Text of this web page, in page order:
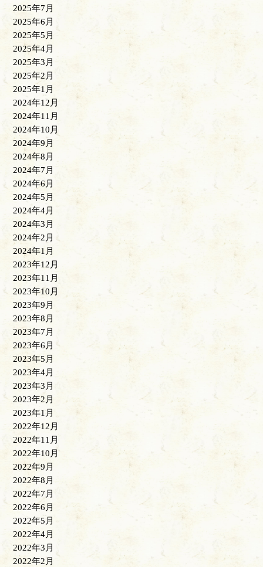
2025年7月
2025年6月
2025年5月
2025年4月
2025年3月
2025年2月
2025年1月
2024年12月
2024年11月
2024年10月
2024年9月
2024年8月
2024年7月
2024年6月
2024年5月
2024年4月
2024年3月
2024年2月
2024年1月
2023年12月
2023年11月
2023年10月
2023年9月
2023年8月
2023年7月
2023年6月
2023年5月
2023年4月
2023年3月
2023年2月
2023年1月
2022年12月
2022年11月
2022年10月
2022年9月
2022年8月
2022年7月
2022年6月
2022年5月
2022年4月
2022年3月
2022年2月